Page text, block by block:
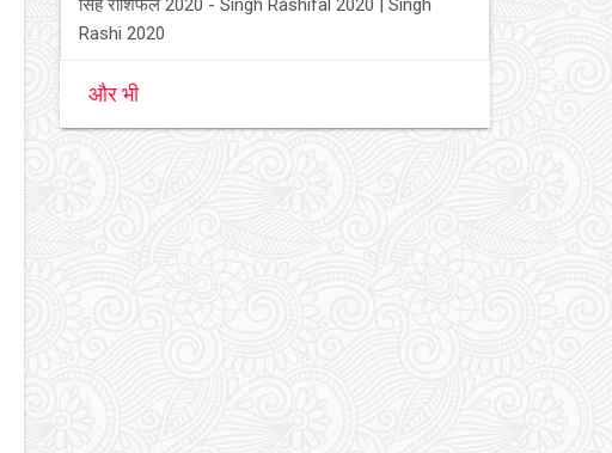
सिंह राशिफल 2020 - Singh Rashifal 2020 | Singh
Rashi 2020
और भी